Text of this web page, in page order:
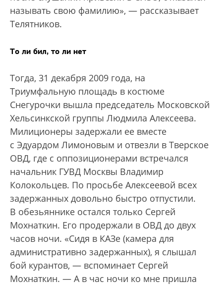
называть свою фамилию», — рассказывает
Телятников.
То ли бил, то ли нет
Тогда, 31 декабря 2009 года, на
Триумфальную площадь в костюме
Снегурочки вышла председатель Московской
Хельсинкской группы Людмила Алексеева.
Милиционеры задержали ее вместе
с Эдуардом Лимоновым и отвезли в Тверское
ОВД, где с оппозиционерами встречался
начальник ГУВД Москвы Владимир
Колокольцев. По просьбе Алексеевой всех
задержанных довольно быстро отпустили.
В обезьяннике остался только Сергей
Мохнаткин. Его продержали в ОВД до двух
часов ночи. «Сидя в КАЗе (камера для
административно задержанных), я слышал
бой курантов, — вспоминает Сергей
Мохнаткин. — А в час ночи ко мне пришла